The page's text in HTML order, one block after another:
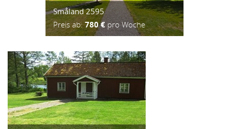
Småland 2595
Preis ab:780 €pro Woche